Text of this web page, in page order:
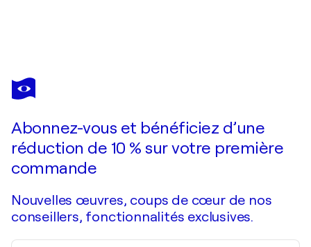
DMITRY SPIROS
Ephemeral Radiance
Abonnez-vous et bénéficiez d’une
réduction de 10 % sur votre première
commande
Nouvelles œuvres, coups de cœur de nos
conseillers, fonctionnalités exclusives.